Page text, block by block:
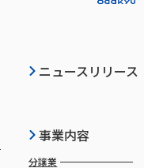
ニュースリリース
事業内容
分譲業